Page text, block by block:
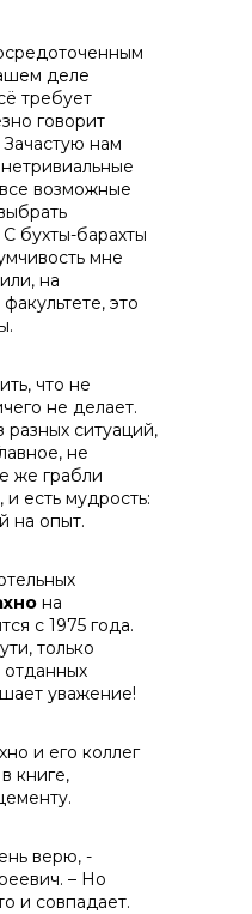
деле
требует
говорит
нам
возможные
бухты-барахты
мне
на
это
что не
не делает.
разных ситуаций,
не
же грабли
есть мудрость:
на опыт.
на
с 1975 года.
только
отданных
уважение!
и его коллег
книге,
верю, -
– Но
и совпадает.